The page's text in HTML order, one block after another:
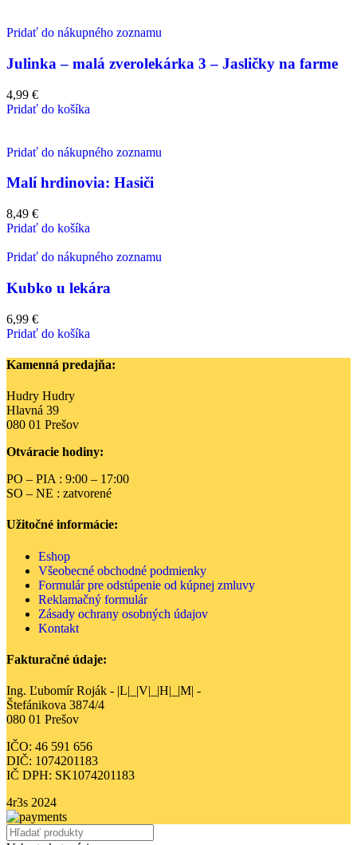
Pridať do nákupného zoznamu
Julinka – malá zverolekárka 3 – Jasličky na farme
4,99 €
Pridať do košíka
Pridať do nákupného zoznamu
Malí hrdinovia: Hasiči
8,49 €
Pridať do košíka
Pridať do nákupného zoznamu
Kubko u lekára
6,99 €
Pridať do košíka
Kamenná predajňa:
Hudry Hudry
Hlavná 39
080 01 Prešov
Otváracie hodiny:
PO – PIA : 9:00 – 17:00
SO – NE : zatvorené
Užitočné informácie:
Eshop
Všeobecné obchodné podmienky
Formulár pre odstúpenie od kúpnej zmluvy
Reklamačný formulár
Zásady ochrany osobných údajov
Kontakt
Fakturačné údaje:
Ing. Ľubomír Roják - |L|_|V|_|H|_|M| -
Štefánikova 3874/4
080 01 Prešov
IČO: 46 591 656
DIČ: 1074201183
IČ DPH: SK1074201183
4r3s 2024